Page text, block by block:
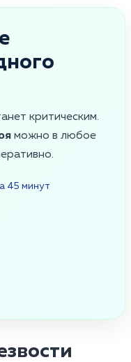
критическим.
можно в любое
45 минут